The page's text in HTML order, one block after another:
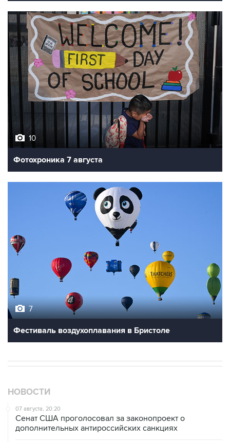
10
Фотохроника 7 августа
7
Фестиваль воздухоплавания в Бристоле
НОВОСТИ
07 августа, 20:20
Сенат США проголосовал за законопроект о
дополнительных антироссийских санкциях